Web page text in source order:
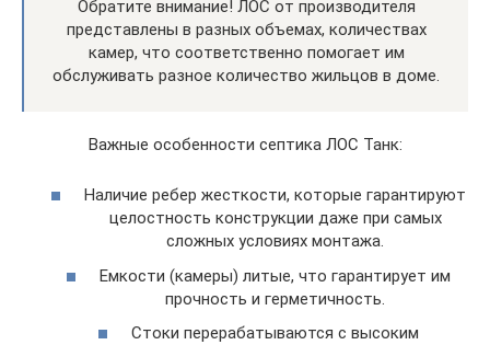
Обратите внимание! ЛОС от производителя
представлены в разных объемах, количествах
камер, что соответственно помогает им
обслуживать разное количество жильцов в доме.
Важные особенности септика ЛОС Танк:
Наличие ребер жесткости, которые гарантируют
целостность конструкции даже при самых
сложных условиях монтажа.
Емкости (камеры) литые, что гарантирует им
прочность и герметичность.
Стоки перерабатываются с высоким